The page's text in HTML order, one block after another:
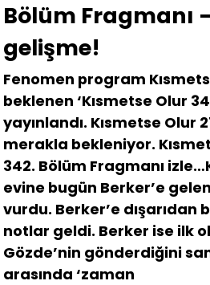
Bölüm Fragmanı
gelişme!
Fenomen program
beklenen ‘Kısmetse Olur
yayınlandı. Kısmetse Olur
merakla bekleniyor.
342. Bölüm Fragmanı
evine bugün Berker’e
vurdu. Berker’e dışarıdan
notlar geldi. Berker ise ilk
Gözde’nin gönderdiğini
arasında ‘zaman